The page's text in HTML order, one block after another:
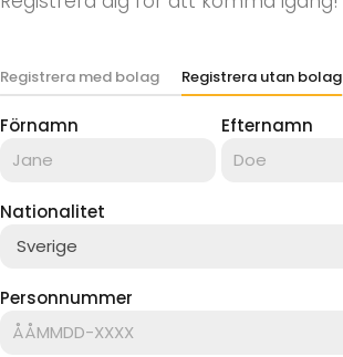
Registrera med bolag Registrera utan bolag
Förnamn Efternamn
Nationalitet
Personnummer